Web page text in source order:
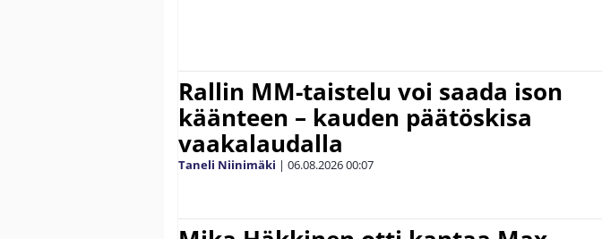
Rallin MM-taistelu voi saada ison
käänteen – kauden päätöskisa
vaakalaudalla
Taneli Niinimäki | 06.08.202600:07